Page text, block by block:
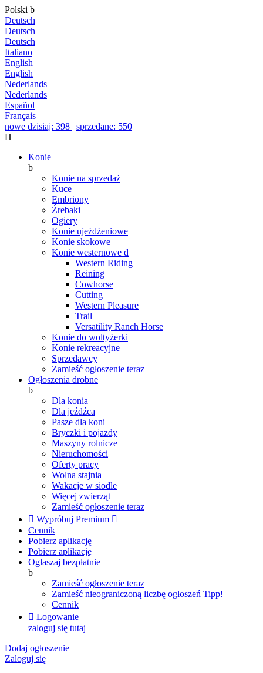
Polski b
Deutsch
Deutsch
Deutsch
Italiano
English
English
Nederlands
Nederlands
Español
Français
nowe dzisiaj: 398 | sprzedane: 550
H
Konie
b
Konie na sprzedaż
Kuce
Embriony
Źrebaki
Ogiery
Konie ujeżdżeniowe
Konie skokowe
Konie westernowe d
Western Riding
Reining
Cowhorse
Cutting
Western Pleasure
Trail
Versatility Ranch Horse
Konie do woltyżerki
Konie rekreacyjne
Sprzedawcy
Zamieść ogłoszenie teraz
Ogłoszenia drobne
b
Dla konia
Dla jeźdźca
Pasze dla koni
Bryczki i pojazdy
Maszyny rolnicze
Nieruchomości
Oferty pracy
Wolna stajnia
Wakacje w siodle
Więcej zwierząt
Zamieść ogłoszenie teraz
 Wypróbuj Premium 
Cennik
Pobierz aplikację
Pobierz aplikację
Ogłaszaj bezpłatnie
b
Zamieść ogłoszenie teraz
Zamieść nieograniczoną liczbę ogłoszeń Tipp!
Cennik
 Logowanie
zaloguj się tutaj
Dodaj ogłoszenie
Zaloguj się